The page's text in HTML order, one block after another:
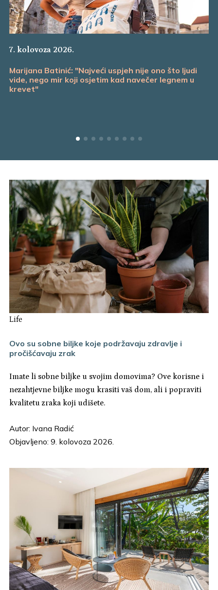
7. kolovoza 2026.
Marijana Batinić: "Najveći uspjeh nije ono što ljudi
vide, nego mir koji osjetim kad navečer legnem u
krevet"
Life
Ovo su sobne biljke koje podržavaju zdravlje i
pročišćavaju zrak
Imate li sobne biljke u svojim domovima? Ove korisne i
nezahtjevne biljke mogu krasiti vaš dom, ali i popraviti
kvalitetu zraka koji udišete.
Autor: Ivana Radić
Objavljeno: 9. kolovoza 2026.